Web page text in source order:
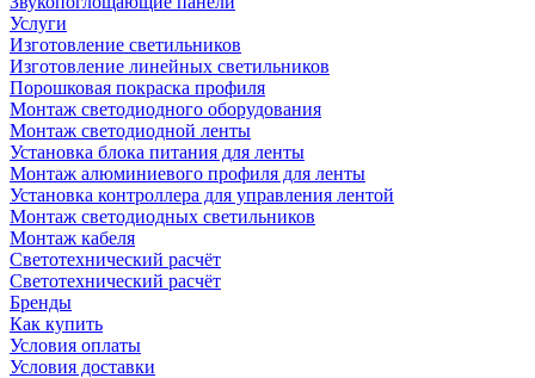
Услуги
Изготовление светильников
Изготовление линейных светильников
Порошковая покраска профиля
Монтаж светодиодного оборудования
Монтаж светодиодной ленты
Установка блока питания для ленты
Монтаж алюминиевого профиля для ленты
Установка контроллера для управления лентой
Монтаж светодиодных светильников
Монтаж кабеля
Светотехнический расчёт
Светотехнический расчёт
Бренды
Как купить
Условия оплаты
Условия доставки